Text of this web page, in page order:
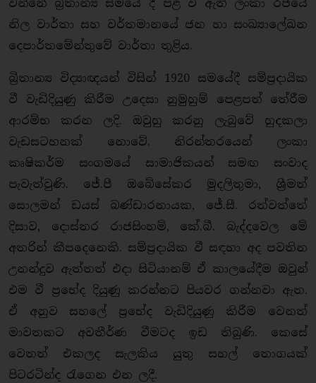
වන්නේ බ්‍රිතාන්‍ය සමයේ දී පළ වී ඇති ලංකා රජයේ
නිල වාර්තා සහ වර්තමානයේ ජන හා සංඛ්‍යාලේඛන
දෙපාර්තමේන්තුවේ වාර්තා තුළිය.
බ්‍රිතාන්‍ය විද්‍යාඥයන් විසින් 1920 සමයේදී සම්ප්‍රදායික
වී වැඩිදියුණු කිරීම උදෙසා නුමුහුම් පෙළපත් තේරීම
ආරම්භ කරන ලදි. ඔවුහු කරනු ලැබුවේ හුදකලා
වැඩසටහනක් නොවේ. නිරන්තරයෙන් ලංකා
කෘෂිකර්ම සංගමයේ සාමාජිකයන් සමඟ සංවාද
පැවැත්වුණි. ජේ.පී ඔබේසේකර මුදලිතුමා, ශ්‍රීමත්
සොලමන් ඩයස් බණ්ඩාරනායක, ජේ.සී. රත්වත්තේ
දිසාව, දොස්තර රාජසිංහම්, කේ.බී. බැද්දවෙල මේ
අතරින් කීපදෙනෙකි. සම්ප්‍රදායික වී සඳහා අද පවතින
උනන්දුව ඇත්තත් එදා සිටියානම් ඒ කාලයේදීම ඔවුන්
එම වී ප්‍රභේද දියුණු කරන්නට පියවර ගන්නවා ඇත.
ඒ අනුව සහලේ ප්‍රභේද වැඩිදියුණු කිරීම වෙනත්
මාවතකට අවතීර්ණ වීමටද ඉඩ තිබුණි. කෙසේ
වෙතත් එකලද සැලකිය යුතු සහල් තොගයක්
පිටරටින්ද රැගෙන එන ලදී.